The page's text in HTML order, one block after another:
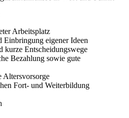
Arbeitsplatz
Einbringung eigener Ideen
kurze Entscheidungswege
Bezahlung sowie gute
Altersvorsorge
Fort- und Weiterbildung